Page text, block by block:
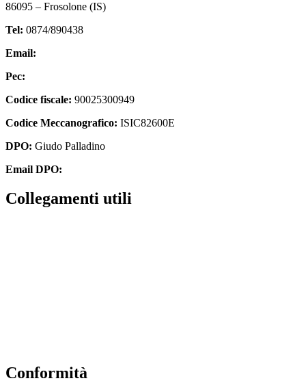
86095 – Frosolone (IS)
Tel: 0874/890438
Email:
Pec:
Codice fiscale: 90025300949
Codice Meccanografico: ISIC82600E
DPO: Giudo Palladino
Email DPO:
Collegamenti utili
Conformità